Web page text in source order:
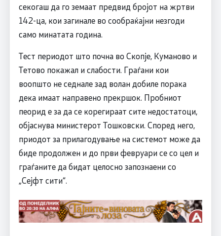
секогаш да го земаат предвид бројот на жртви
142-ца, кои загинале во сообраќајни незгоди
само минатата година.
Тест периодот што почна во Скопје, Куманово и
Тетово покажал и слабости. Граѓани кои
воопшто не седнале зад волан добиле порака
дека имаат направено прекршок. Пробниот
пеорид е за да се корегираат сите недостатоци,
објаснува министерот Тошковски. Според него,
приодот за прилагодување на системот може да
биде продолжен и до први февруари се со цел и
граѓаните да бидат целосно запознаени со
„Сејфт сити“.